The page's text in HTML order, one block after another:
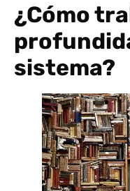
¿Cómo
sistema?